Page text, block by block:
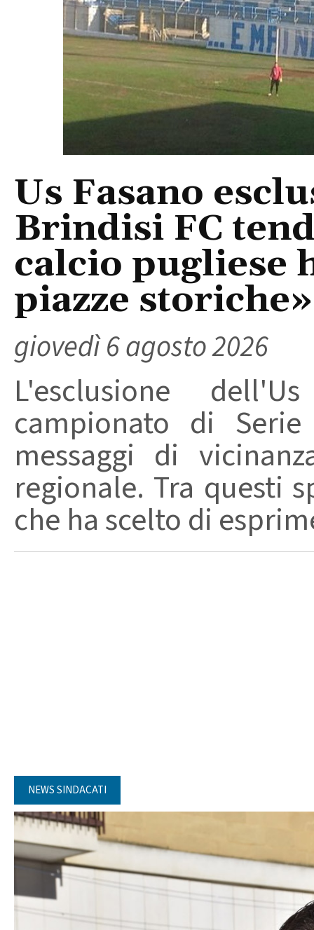
Us Fasano
Brindisi FC
calcio pugliese
piazze storiche»
giovedì 6 agosto 2026
L'esclusione
campionato di
messaggi di
regionale. Tra questi
che ha scelto di
NEWS SINDACATI